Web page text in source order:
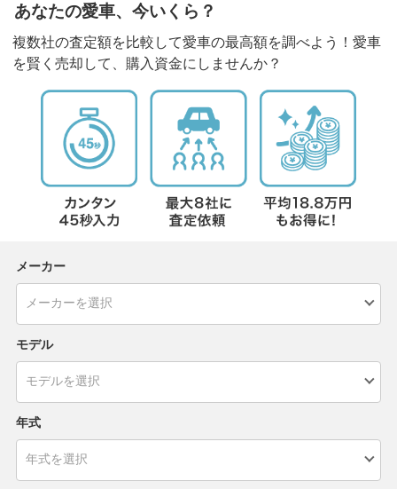
あなたの愛車、今いくら？
複数社の査定額を比較して愛車の最高額を調べよう！愛車
を賢く売却して、購入資金にしませんか？
メーカー
モデル
年式